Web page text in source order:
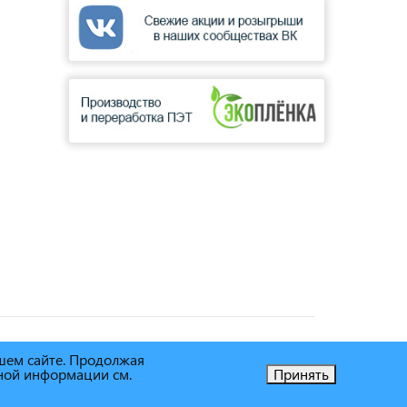
сайте. Продолжая
информации см. Принять